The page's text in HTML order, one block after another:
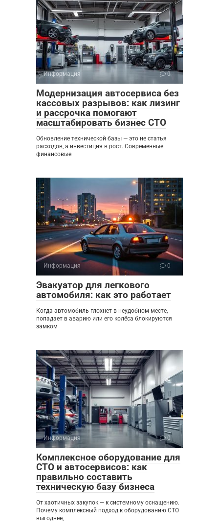
Информация 0
Модернизация автосервиса без
кассовых разрывов: как лизинг
и рассрочка помогают
масштабировать бизнес СТО
Обновление технической базы — это не статья
расходов, а инвестиция в рост. Современные
финансовые
Информация 0
Эвакуатор для легкового
автомобиля: как это работает
Когда автомобиль глохнет в неудобном месте,
попадает в аварию или его колёса блокируются
замком
Информация 0
Комплексное оборудование для
СТО и автосервисов: как
правильно составить
техническую базу бизнеса
От хаотичных закупок — к системному оснащению.
Почему комплексный подход к оборудованию СТО
выгоднее,